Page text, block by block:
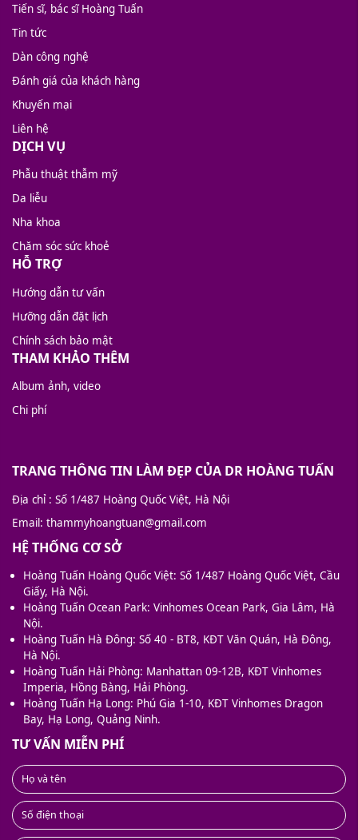
Tiến sĩ, bác sĩ Hoàng Tuấn
Tin tức
Dàn công nghệ
Đánh giá của khách hàng
Khuyến mại
Liên hệ
DỊCH VỤ
Phẫu thuật thẫm mỹ
Da liễu
Nha khoa
Chăm sóc sức khoẻ
HỖ TRỢ
Hướng dẫn tư vấn
Hưỡng dẫn đặt lịch
Chính sách bảo mật
THAM KHẢO THÊM
Album ảnh, video
Chi phí
TRANG THÔNG TIN LÀM ĐẸP CỦA DR HOÀNG TUẤN
Địa chỉ: Số 1/487 Hoàng Quốc Việt, Hà Nội
Email: thammyhoangtuan@gmail.com
HỆ THỐNG CƠ SỞ
Hoàng Tuấn Hoàng Quốc Việt: Số 1/487 Hoàng Quốc Việt, Cầu
Giấy, Hà Nội.
Hoàng Tuấn Ocean Park: Vinhomes Ocean Park, Gia Lâm, Hà
Nội.
Hoàng Tuấn Hà Đông: Số 40 - BT8, KĐT Văn Quán, Hà Đông,
Hà Nội.
Hoàng Tuấn Hải Phòng: Manhattan 09-12B, KĐT Vinhomes
Imperia, Hồng Bàng, Hải Phòng.
Hoàng Tuấn Hạ Long: Phú Gia 1-10, KĐT Vinhomes Dragon
Bay, Hạ Long, Quảng Ninh.
TƯ VẤN MIỄN PHÍ